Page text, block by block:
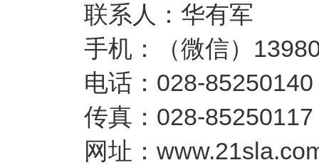
联系人：华有军
手机：（微信）
电话：028-85250140
传真：028-85250117
网址：